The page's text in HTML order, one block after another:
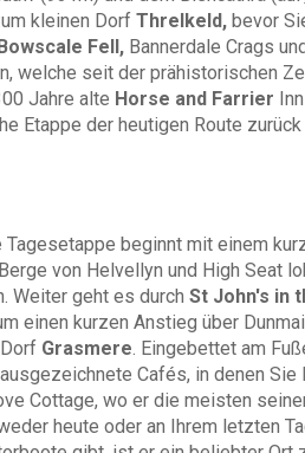
kleinen Dorf Threlkeld, bevor
Fell, Bannerdale Crags
welche seit der prähistorischen
Jahre alte Horse and Farrier
Etappe der heutigen Route zurück
beginnt mit einem
von Helvellyn und High Seat
Weiter geht es durch St John's in
einen kurzen Anstieg über
Grasmere. Eingebettet am
Cafés, in denen Sie
Cottage, wo er die meisten
heute oder an Ihrem letzten